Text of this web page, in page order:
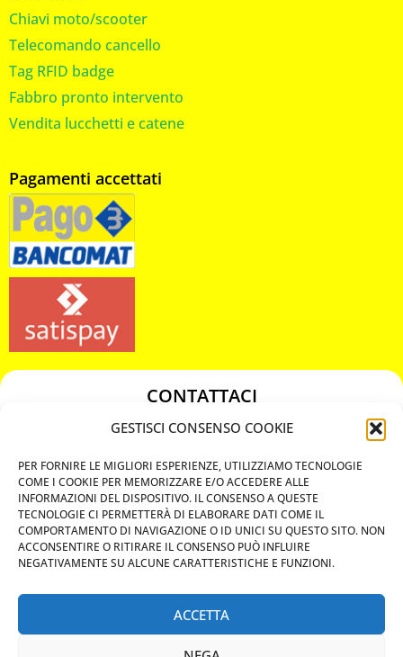
GESTISCI CONSENSO COOKIE
PER FORNIRE LE MIGLIORI ESPERIENZE, UTILIZZIAMO TECNOLOGIE
COME I COOKIE PER MEMORIZZARE E/O ACCEDERE ALLE
INFORMAZIONI DEL DISPOSITIVO. IL CONSENSO A QUESTE
TECNOLOGIE CI PERMETTERÀ DI ELABORARE DATI COME IL
COMPORTAMENTO DI NAVIGAZIONE O ID UNICI SU QUESTO SITO. NON
ACCONSENTIRE O RITIRARE IL CONSENSO PUÒ INFLUIRE
NEGATIVAMENTE SU ALCUNE CARATTERISTICHE E FUNZIONI.
ACCETTA
Chiavi moto/scooter
Telecomando cancello
Tag RFID badge
Fabbro pronto intervento
Vendita lucchetti e catene
Pagamenti accettati
CONTATTACI
349 3863811
chiavicodificate@gmail.com
Privacy Policy
Cookie Policy
MAPS